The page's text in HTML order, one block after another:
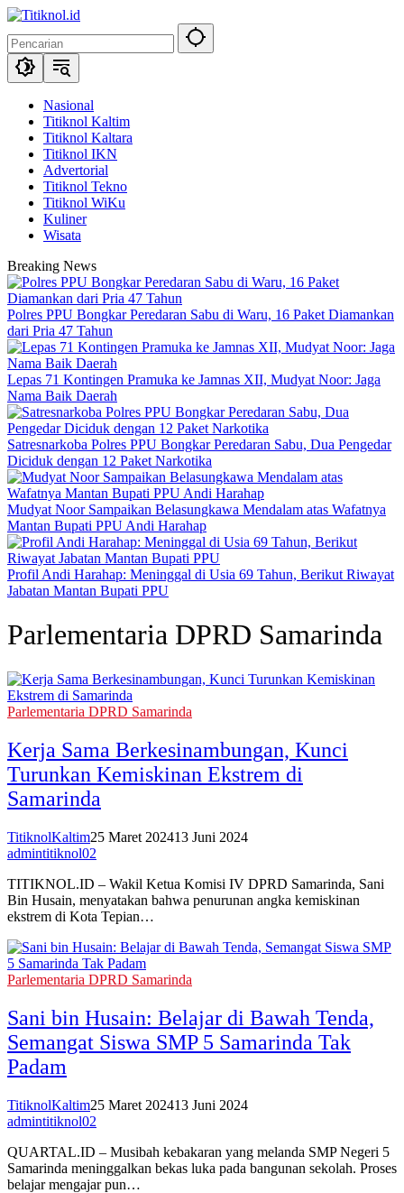
Langsung
konten
Nasional
Titiknol Kaltim
Titiknol Kaltara
Titiknol IKN
Advertorial
Titiknol Tekno
Titiknol WiKu
Kuliner
Wisata
Breaking News
Polres PPU Bongkar Peredaran Sabu di Waru, 16 Paket Diamankan
dari Pria 47 Tahun
Lepas 71 Kontingen Pramuka ke Jamnas XII, Mudyat Noor: Jaga
Nama Baik Daerah
Satresnarkoba Polres PPU Bongkar Peredaran Sabu, Dua Pengedar
Diciduk dengan 12 Paket Narkotika
Mudyat Noor Sampaikan Belasungkawa Mendalam atas Wafatnya
Mantan Bupati PPU Andi Harahap
Profil Andi Harahap: Meninggal di Usia 69 Tahun, Berikut Riwayat
Jabatan Mantan Bupati PPU
Parlementaria DPRD Samarinda
Parlementaria DPRD Samarinda
Kerja Sama Berkesinambungan, Kunci
Turunkan Kemiskinan Ekstrem di
Samarinda
TitiknolKaltim25 Maret 202413 Juni 2024
admintitiknol02
TITIKNOL.ID – Wakil Ketua Komisi IV DPRD Samarinda, Sani
Bin Husain, menyatakan bahwa penurunan angka kemiskinan
ekstrem di Kota Tepian…
Parlementaria DPRD Samarinda
Sani bin Husain: Belajar di Bawah Tenda,
Semangat Siswa SMP 5 Samarinda Tak
Padam
TitiknolKaltim25 Maret 202413 Juni 2024
admintitiknol02
QUARTAL.ID – Musibah kebakaran yang melanda SMP Negeri 5
Samarinda meninggalkan bekas luka pada bangunan sekolah. Proses
belajar mengajar pun…